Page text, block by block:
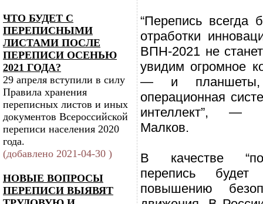
ЧТО БУДЕТ С
ПЕРЕПИСНЫМИ
ЛИСТАМИ ПОСЛЕ
ПЕРЕПИСИ ОСЕНЬЮ
2021 ГОДА?
29 апреля вступили в силу
Правила хранения
переписных листов и иных
документов Всероссийской
переписи населения 2020
года.
(добавлено 2021-04-30 )
НОВЫЕ ВОПРОСЫ
ПЕРЕПИСИ ВЫЯВЯТ
“Перепись всегда
отработки
ВПН-2021 не
увидим огромное
— и планшеты,
операционная
интеллект”, —
Малков.
В качестве
перепись будет
повышению